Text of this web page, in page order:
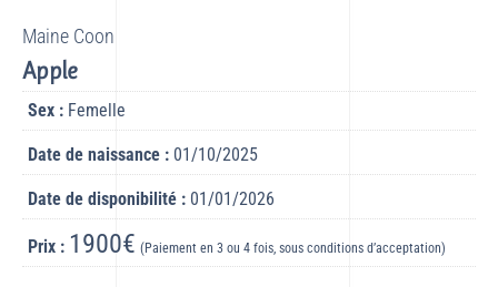
Maine Coon
Apple
Sex : Femelle
Date de naissance : 01/10/2025
Date de disponibilité : 01/01/2026
Prix : 1900€ (Paiement en 3 ou 4 fois, sous conditions d’acceptation)